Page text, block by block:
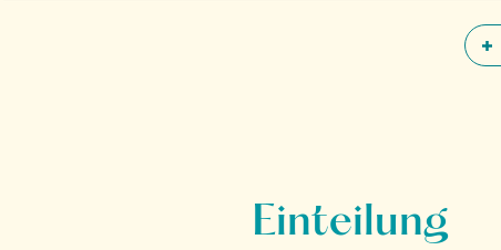
Einteilung